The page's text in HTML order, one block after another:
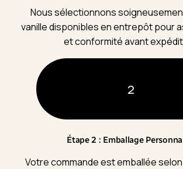
Nous sélectionnons
vanille disponibles en entrepôt pour
et conformité avant
2
Étape 2 : Emballage
Votre commande est emballée